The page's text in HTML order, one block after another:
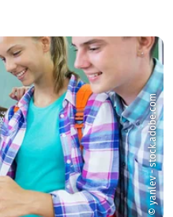
© yanlev - stock.adobe.com